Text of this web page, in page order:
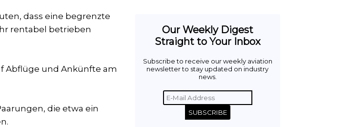
dass eine begrenzte
rentabel betrieben
Abflüge und Ankünfte am
die etwa ein
Our Weekly Digest
Straight to Your Inbox
Subscribe to receive our weekly aviation
newsletter to stay updated on industry
news.
SUBSCRIBE